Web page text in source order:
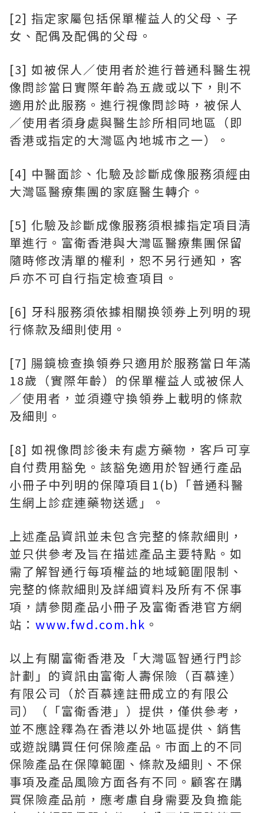
[2] 指定家屬包括保單權益人的父母、子
女、配偶及配偶的父母。
[3] 如被保人／使用者於進行普通科醫生視
像問診當日實際年齡為五歲或以下，則不
適用於此服務。進行視像問診時，被保人
／使用者須身處與醫生診所相同地區（即
香港或指定的大灣區內地城市之一）。
[4] 中醫面診、化驗及診斷成像服務須經由
大灣區醫療集團的家庭醫生轉介。
[5] 化驗及診斷成像服務須根據指定項目清
單進行。富衛香港與大灣區醫療集團保留
隨時修改清單的權利，恕不另行通知，客
戶亦不可自行指定檢查項目。
[6] 牙科服務須依據相關换领券上列明的現
行條款及細則使用。
[7] 腸鏡檢查換領券只適用於服務當日年滿
18歲（實際年齡）的保單權益人或被保人
／使用者，並須遵守換領券上載明的條款
及細則。
[8] 如視像問診後未有處方藥物，客戶可享
自付费用豁免。該豁免適用於智通行產品
小冊子中列明的保障項目1(b)「普通科醫
生網上診症連藥物送遞」。
上述產品資訊並未包含完整的條款細則，
並只供參考及旨在描述產品主要特點。如
需了解智通行每項權益的地域範圍限制、
完整的條款細則及詳細資料及所有不保事
項，請參閱產品小冊子及富衛香港官方網
站： www.fwd.com.hk 。
以上有關富衛香港及「大灣區智通行門診
計劃」的資訊由富衛人壽保險（百慕達）
有限公司（於百慕達註冊成立的有限公
司）（「富衛香港」）提供，僅供參考，
並不應詮釋為在香港以外地區提供、銷售
或遊說購買任何保險產品。市面上的不同
保險產品在保障範圍、條款及細則、不保
事項及產品風險方面各有不同。顧客在購
買保險產品前，應考慮自身需要及負擔能